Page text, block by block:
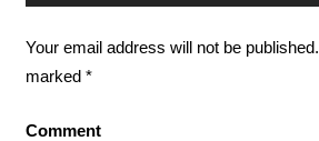
Your email address will not be published.
marked *
Comment